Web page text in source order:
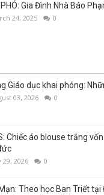
Gia Đình Nhà Báo
24, 2025 0
Giáo dục khai phóng:
03, 2026 0
Chiếc áo blouse trắng
29, 2026 0
Theo học Ban Triết tại